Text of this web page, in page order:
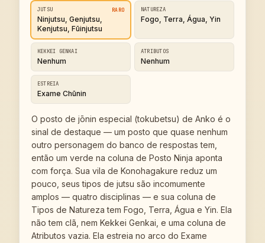
JUTSU RARO
Ninjutsu, Genjutsu,
Kenjutsu, Fūinjutsu
NATUREZA
Fogo, Terra, Água, Yin
KEKKEI GENKAI
Nenhum
ATRIBUTOS
Nenhum
ESTREIA
Exame Chūnin
O posto de jōnin especial (tokubetsu) de Anko é o
sinal de destaque — um posto que quase nenhum
outro personagem do banco de respostas tem,
então um verde na coluna de Posto Ninja aponta
com força. Sua vila de Konohagakure reduz um
pouco, seus tipos de jutsu são incomumente
amplos — quatro disciplinas — e sua coluna de
Tipos de Natureza tem Fogo, Terra, Água e Yin. Ela
não tem clã, nem Kekkei Genkai, e uma coluna de
Atributos vazia. Ela estreia no arco do Exame